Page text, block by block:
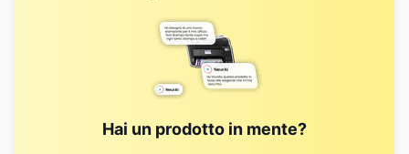
Hai un prodotto in mente?